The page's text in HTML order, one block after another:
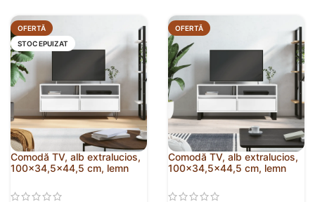
OFERTĂ
STOC EPUIZAT
Comodă TV, alb extralucios,
100×34,5×44,5 cm, lemn
OFERTĂ
Comodă TV, alb extralucios,
100×34,5×44,5 cm, lemn